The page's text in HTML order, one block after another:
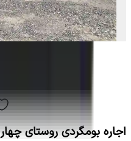
اجاره بومگردی روستای